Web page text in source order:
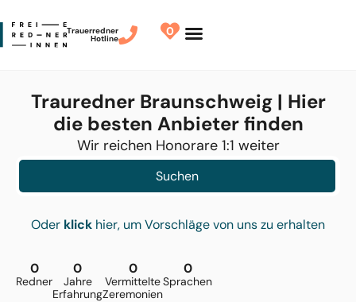
Trauerredner
Hotline
0
Trauredner Braunschweig | Hier
die besten Anbieter finden
Wir reichen Honorare 1:1 weiter
Suchen
Oder klick hier, um Vorschläge von uns zu erhalten
Redner
0
Jahre
Erfahrung
0
Vermittelte
Zeremonien
0
Sprachen
0